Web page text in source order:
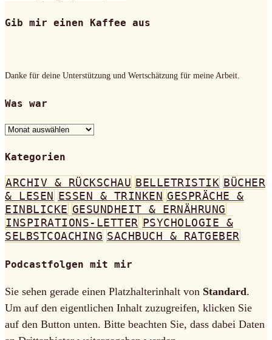
Gib mir einen Kaffee aus
Danke für deine Unterstützung und Wertschätzung für meine Arbeit.
Was war
Was
Kategorien
ARCHIV & RÜCKSCHAU BELLETRISTIK BÜCHER
& LESEN ESSEN & TRINKEN GESPRÄCHE &
EINBLICKE GESUNDHEIT & ERNÄHRUNG
INSPIRATIONS-LETTER PSYCHOLOGIE &
SELBSTCOACHING SACHBUCH & RATGEBER
Podcastfolgen mit mir
Sie sehen gerade einen Platzhalterinhalt von Standard.
Um auf den eigentlichen Inhalt zuzugreifen, klicken Sie
auf den Button unten. Bitte beachten Sie, dass dabei Daten